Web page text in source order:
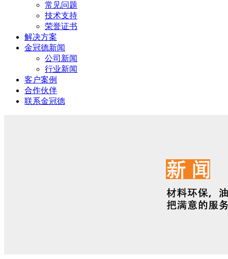
常见问题
技术支持
荣誉证书
解决方案
金冠德新闻
公司新闻
行业新闻
客户案例
合作伙伴
联系金冠德